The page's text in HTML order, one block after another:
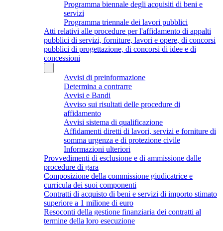
Programma biennale degli acquisiti di beni e
servizi
Programma triennale dei lavori pubblici
Atti relativi alle procedure per l'affidamento di appalti
pubblici di servizi, forniture, lavori e opere, di concorsi
pubblici di progettazione, di concorsi di idee e di
concessioni
Avvisi di preinformazione
Determina a contrarre
Avvisi e Bandi
Avviso sui risultati delle procedure di
affidamento
Avvisi sistema di qualificazione
Affidamenti diretti di lavori, servizi e forniture di
somma urgenza e di protezione civile
Informazioni ulteriori
Provvedimenti di esclusione e di ammissione dalle
procedure di gara
Composizione della commissione giudicatrice e
curricula dei suoi componenti
Contratti di acquisto di beni e servizi di importo stimato
superiore a 1 milione di euro
Resoconti della gestione finanziaria dei contratti al
termine della loro esecuzione